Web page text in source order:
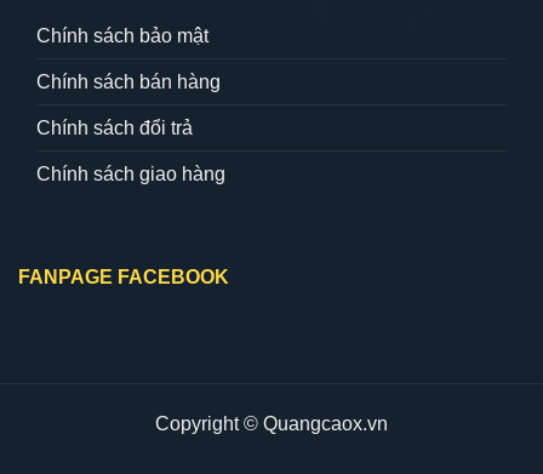
Chính sách bảo mật
Chính sách bán hàng
Chính sách đổi trả
Chính sách giao hàng
FANPAGE FACEBOOK
Copyright © Quangcaox.vn